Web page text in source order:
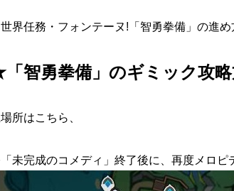
界任務・フォンテーヌ!「智勇拳備」の進め
智勇拳備」のギミック攻
所はこちら、
未完成のコメディ」終了後に、再度メロ